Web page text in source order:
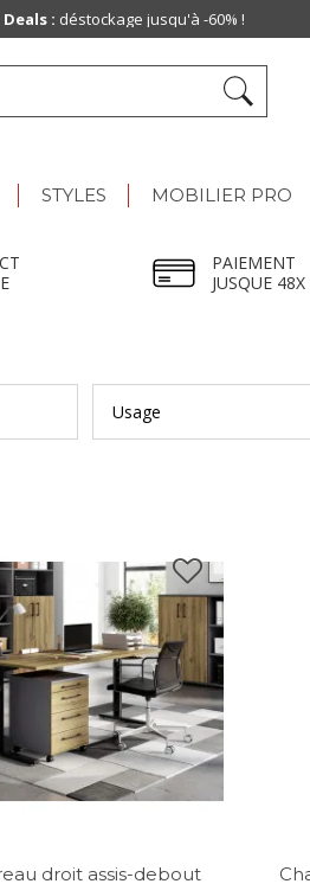
STYLES MOBILIER PRO
PAIEMENT
JUSQUE 48X
Usage
droit assis-debout
: déstockage jusqu'à -60% !